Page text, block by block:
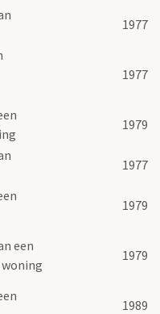
1977
1977
1979
1977
1979
een
1979
1989